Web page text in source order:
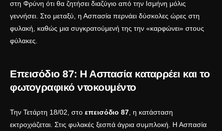
στη Φρύνη ότι θα ζητήσει διαζύγιο από την Ισμήνη μόλις
γεννήσει. Στο μεταξύ, η Ασπασία περνάει δύσκολες ώρες στη
φυλακή, καθώς μια συγκρατούμενή της την «καρφώνει» στους
φύλακες.
Επεισόδιο 87: Η Ασπασία καταρρέει και το
φωτογραφικό ντοκουμέντο
Την Τετάρτη 18/02, στο επεισόδιο 87, η κατάσταση
εκτροχιάζεται. Στις φυλακές ξεσπά άγρια συμπλοκή. Η Ασπασία